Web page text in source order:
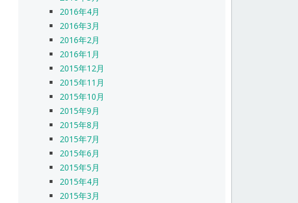
2016年4月
2016年3月
2016年2月
2016年1月
2015年12月
2015年11月
2015年10月
2015年9月
2015年8月
2015年7月
2015年6月
2015年5月
2015年4月
2015年3月